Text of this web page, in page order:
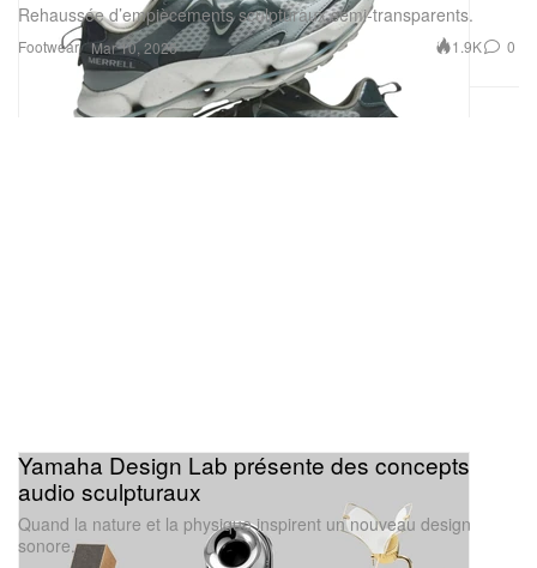
Footwear
Rehaussée d’empiècements sculpturaux semi-transparents.
Mar 10, 2026 1.9K 0
Yamaha Design Lab présente des concepts
audio sculpturaux
Quand la nature et la physique inspirent un nouveau design
sonore.